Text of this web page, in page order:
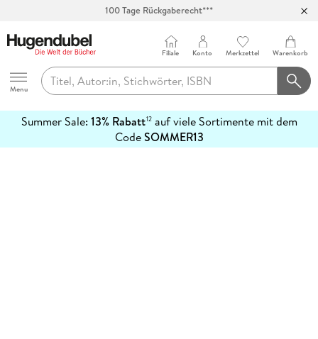
100 Tage Rückgaberecht***
Hugendubel
Menu
Filiale Konto Merkzettel Warenkorb
Summer Sale: 13% Rabatt12auf viele Sortimente mit dem
CodeSOMMER13
erfahren